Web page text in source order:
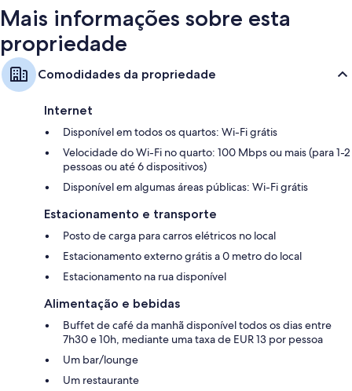
Mais informações sobre esta
propriedade
Comodidades da propriedade
Internet
Disponível em todos os quartos: Wi-Fi grátis
Velocidade do Wi-Fi no quarto: 100 Mbps ou mais (para 1-2
pessoas ou até 6 dispositivos)
Disponível em algumas áreas públicas: Wi-Fi grátis
Estacionamento e transporte
Posto de carga para carros elétricos no local
Estacionamento externo grátis a 0 metro do local
Estacionamento na rua disponível
Alimentação e bebidas
Buffet de café da manhã disponível todos os dias entre
7h30 e 10h, mediante uma taxa de EUR 13 por pessoa
Um bar/lounge
Um restaurante